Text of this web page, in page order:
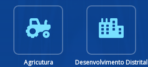
Interdição de Via Coleta Sobral
Agricutura Desenvolvimento Distrital